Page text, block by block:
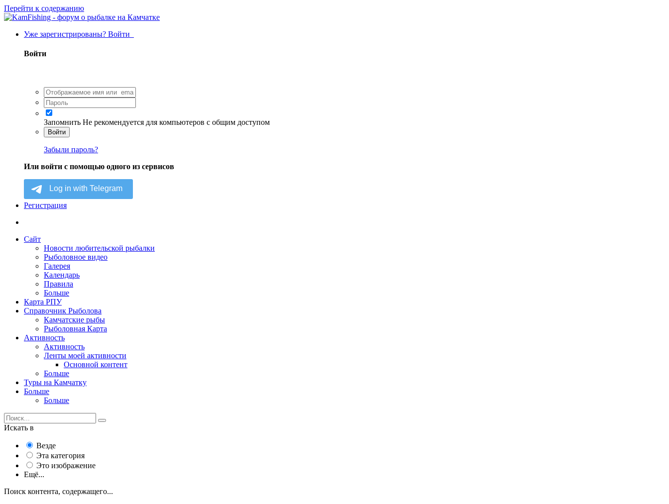
Перейти к содержанию
Уже зарегистрированы? Войти
Войти
Запомнить Не рекомендуется для компьютеров с общим доступом
Войти
Забыли пароль?
Или войти с помощью одного из сервисов
Регистрация
Сайт
Новости любительской рыбалки
Рыболовное видео
Галерея
Календарь
Правила
Больше
Карта РПУ
Справочник Рыболова
Камчатские рыбы
Рыболовная Карта
Активность
Активность
Ленты моей активности
Основной контент
Больше
Туры на Камчатку
Больше
Больше
Искать в
Везде
Эта категория
Это изображение
Ещё...
Поиск контента, содержащего...